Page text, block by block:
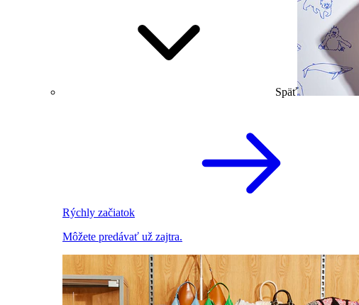
Späť
Rýchly začiatok
Môžete predávať už zajtra.